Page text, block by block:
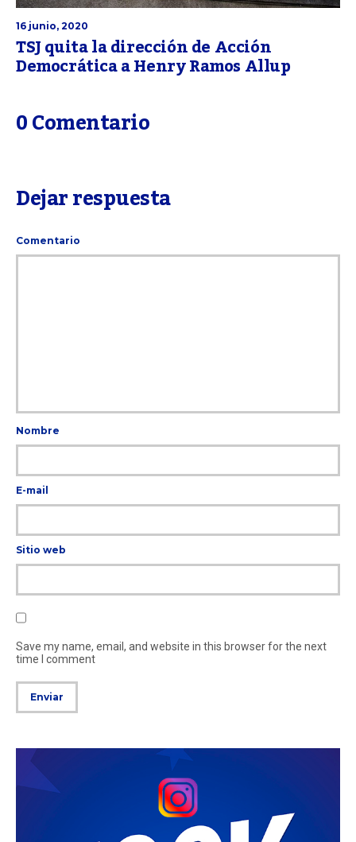
16 junio, 2020
TSJ quita la dirección de Acción
Democrática a Henry Ramos Allup
0 Comentario
Dejar respuesta
Comentario
Nombre
E-mail
Sitio web
Save my name, email, and website in this browser for the next
time I comment